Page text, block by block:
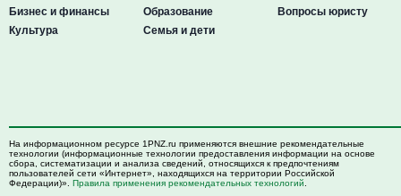
Бизнес и финансы
Культура
Образование
Семья и дети
Вопросы юристу
На информационном ресурсе 1PNZ.ru применяются внешние рекомендательные
технологии (информационные технологии предоставления информации на основе
сбора, систематизации и анализа сведений, относящихся к предпочтениям
пользователей сети «Интернет», находящихся на территории Российской
Федерации)». Правила применения рекомендательных технологий